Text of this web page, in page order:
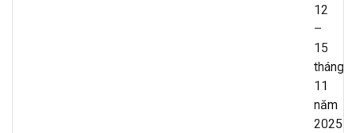
12
–
15
tháng
11
năm
2025